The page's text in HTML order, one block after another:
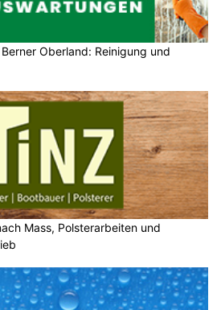
Oberland: Reinigung und
Mass, Polsterarbeiten und